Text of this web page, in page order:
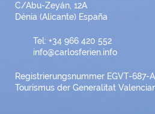
C/Abu-Zeyán, 12A
Dénia (Alicante) España
Tel: +34 966 420 552
info@carlosferien.info
Registrierungsnummer EGVT-687-
Tourismus der Generalitat